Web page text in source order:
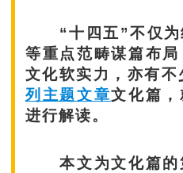
“十四五”不仅为
等重点范畴谋篇布
文化软实力，亦有不
列主题文章文化篇
进行解读。
本文为文化篇的